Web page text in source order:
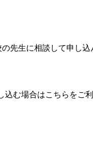
生に相談して申し込
む場合はこちらをご利